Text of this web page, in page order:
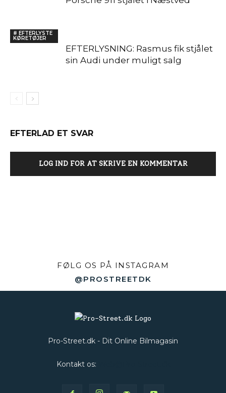
# EFTERLYSTE
KØRETØJER
EFTERLYSNING: Rasmus fik stjålet
sin Audi under muligt salg
EFTERLAD ET SVAR
LOG IND FOR AT SKRIVE EN KOMMENTAR
FØLG OS PÅ INSTAGRAM
@PROSTREETDK
Pro-Street.dk - Dit Online Bilmagasin
Kontakt os: